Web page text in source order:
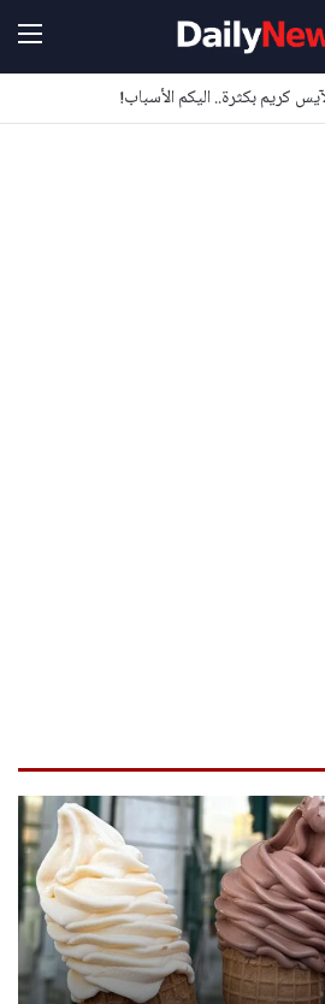
كريم بكثرة.. اليكم الأسباب!